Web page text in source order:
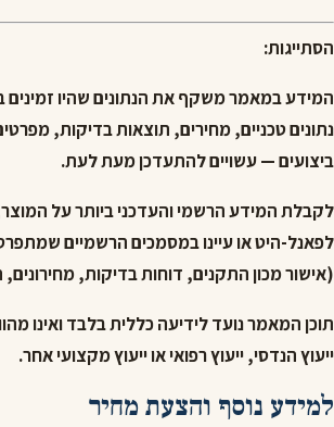
הסתייגות:
המידע במאמר משקף את הנתונים שהיו זמינים
נתונים טכניים, מחירים, תוצאות בדיקות,
ביצועים — עשויים להתעדכן מעת לעת.
לקבלת המידע הרשמי והעדכני ביותר על המוצר,
לפאנל-היט או עיינו במסמכים הרשמיים
(אישור מכון התקנים, דוחות בדיקות,
תוכן המאמר נועד לידיעה כללית בלבד ואינו
ייעוץ הנדסי, ייעוץ רפואי או ייעוץ מקצועי אחר.
למידע נוסף והצעת מחיר